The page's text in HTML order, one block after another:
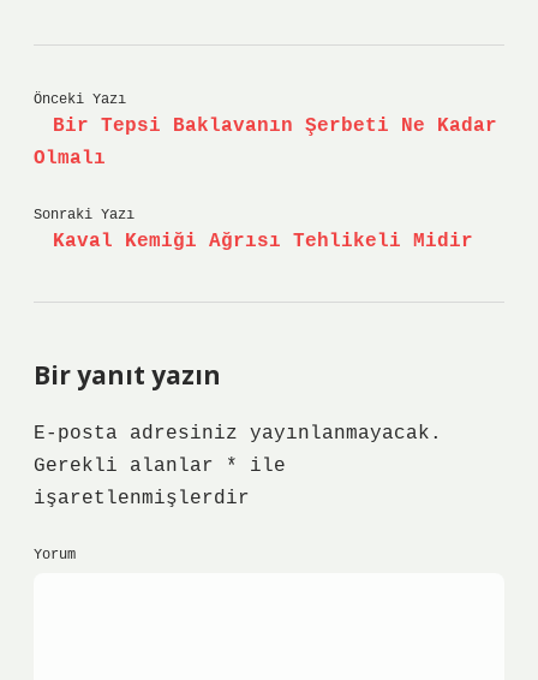
Önceki Yazı
Bir Tepsi Baklavanın Şerbeti Ne Kadar
Olmalı
Sonraki Yazı
Kaval Kemiği Ağrısı Tehlikeli Midir
Bir yanıt yazın
E-posta adresiniz yayınlanmayacak.
Gerekli alanlar
*
ile
işaretlenmişlerdir
Yorum